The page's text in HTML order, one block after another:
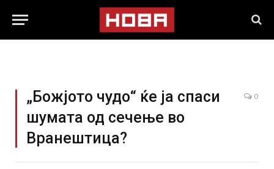
„Божјото чудо“ ќе ја спаси
шумата од сечење во
Вранештица?
0